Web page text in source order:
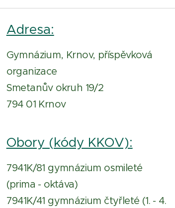
Adresa:
Gymnázium, Krnov, příspěvková
organizace
Smetanův okruh 19/2
794 01 Krnov
Obory (kódy KKOV):
7941K/81 gymnázium osmileté
(prima - oktáva)
7941K/41 gymnázium čtyřleté (1. - 4.